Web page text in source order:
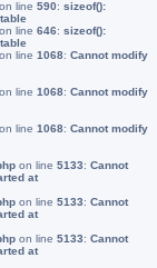
on line 590: sizeof():
on line 646: sizeof():
on line 1068: Cannot modify
on line 1068: Cannot modify
on line 1068: Cannot modify
on line 5133: Cannot
at
on line 5133: Cannot
at
on line 5133: Cannot
at